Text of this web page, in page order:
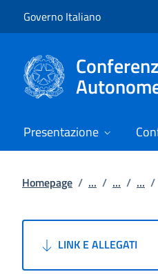
Governo Italiano
Presentazione
Homepage / ... / ... / ... /
LINK E ALLEGATI